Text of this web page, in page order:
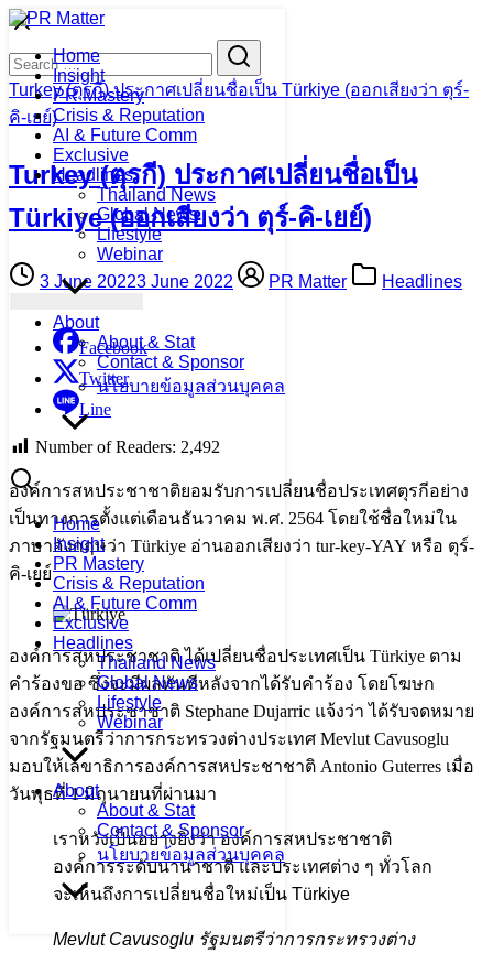
Skip
contentHome
Insight
PR Mastery
Crisis & Reputation
AI & Future Comm
Exclusive
Headlines
Thailand News
Global News
Lifestyle
Webinar
About
About & Stat
Contact & Sponsor
นโยบายข้อมูลส่วนบุคคล
Home
Insight
PR Mastery
Crisis & Reputation
AI & Future Comm
Exclusive
Headlines
Thailand News
Global News
Lifestyle
Webinar
About
About & Stat
Contact & Sponsor
นโยบายข้อมูลส่วนบุคคล
Search
for:
Turkey (ตุรกี) ประกาศเปลี่ยนชื่อเป็น Türkiye (ออกเสียงว่า ตุร์-
คิ-เยย์)
Turkey (ตุรกี) ประกาศเปลี่ยนชื่อเป็น
Türkiye (ออกเสียงว่า ตุร์-คิ-เยย์)
3 June 20223 June 2022 PR Matter Headlines
Facebook
Twitter
Line
Number of Readers: 2,492
องค์การสหประชาชาติยอมรับการเปลี่ยนชื่อประเทศตุรกีอย่าง
เป็นทางการตั้งแต่เดือนธันวาคม พ.ศ. 2564 โดยใช้ชื่อใหม่ใน
ภาษาอังกฤษว่า Türkiye อ่านออกเสียงว่า tur-key-YAY หรือ ตุร์-
คิ-เยย์
องค์การสหประชาชาติ ได้เปลี่ยนชื่อประเทศเป็น Türkiye ตาม
คำร้องขอ ซึ่งจะมีผลทันทีหลังจากได้รับคำร้อง โดยโฆษก
องค์การสหประชาชาติ Stephane Dujarric แจ้งว่า ได้รับจดหมาย
จากรัฐมนตรีว่าการกระทรวงต่างประเทศ Mevlut Cavusoglu
มอบให้เลขาธิการองค์การสหประชาชาติ Antonio Guterres เมื่อ
วันพุธที่ 1 มิถุนายนที่ผ่านมา
เราหวังเป็นอย่างยิ่งว่า องค์การสหประชาชาติ
องค์การระดับนานาชาติ และประเทศต่าง ๆ ทั่วโลก
จะเห็นถึงการเปลี่ยนชื่อใหม่เป็น Türkiye
Mevlut Cavusoglu รัฐมนตรีว่าการกระทรวงต่าง